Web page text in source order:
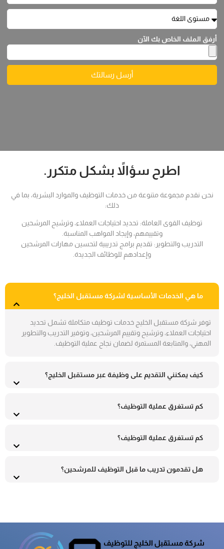
أرفق الملف الخاص بك الآن
أرسل رسالتك
اطرح سؤالاً بشكل متكرر.
نحن نقدم مجموعة متنوعة من خدمات التوظيف والموارد البشرية، بما في
ذلك:
توظيف القوى العاملة: تحديد احتياجات العملاء، وترشيح المرشحين
وتقييمهم، وإيجاد المواهب المناسبة.
التدريب والتطوير: تقديم برامج تدريبية لتحسين مهارات المرشحين
وإعدادهم للوظائف الجديدة.
ما هي الخدمات الأساسية لشركة مستقبل الخليج؟
توفر شركة مستقبل الخليج خدمات توظيف متكاملة تشمل تحديد
احتياجات العملاء، وترشيح وتقييم المرشحين، وتوفير التدريب والتطوير
المهني، والمتابعة المستمرة لضمان نجاح عملية التوظيف.
كيف يمكنني التقديم على وظيفة عبر مستقبل الخليج؟
كم تستغرق عملية التوظيف؟
كم تستغرق عملية التوظيف؟
هل تقدمون تدريب ما قبل التوظيف للمرشحين؟